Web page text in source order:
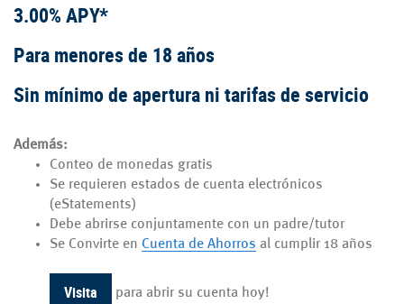
3.00% APY*
Para menores de 18 años
Sin mínimo de apertura ni tarifas de servicio
Además:
Conteo de monedas gratis
Se requieren estados de cuenta electrónicos
(eStatements)
Debe abrirse conjuntamente con un padre/tutor
Se Convirte en Cuenta de Ahorros al cumplir 18 años
Visita para abrir su cuenta hoy!